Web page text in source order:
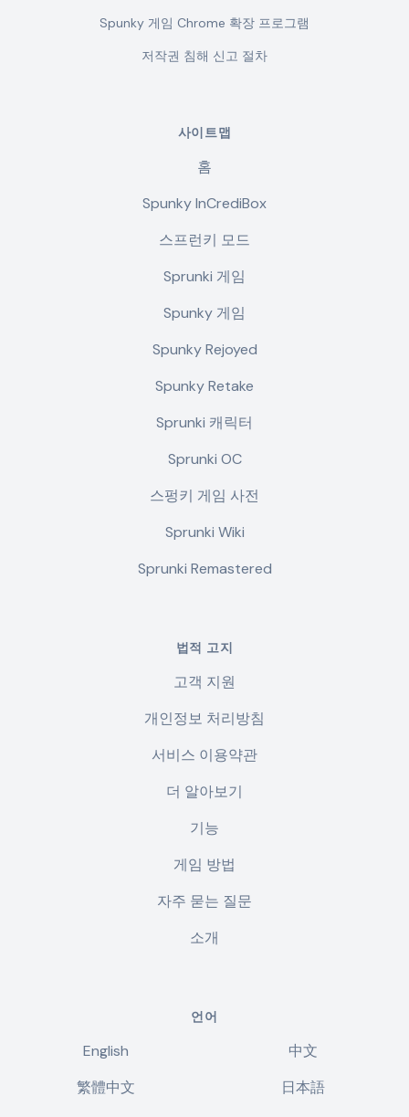
Spunky 게임 Chrome 확장 프로그램
저작권 침해 신고 절차
사이트맵
홈
Spunky InCrediBox
스프런키 모드
Sprunki 게임
Spunky 게임
Spunky Rejoyed
Spunky Retake
Sprunki 캐릭터
Sprunki OC
스펑키 게임 사전
Sprunki Wiki
Sprunki Remastered
법적 고지
고객 지원
개인정보 처리방침
서비스 이용약관
더 알아보기
기능
게임 방법
자주 묻는 질문
소개
언어
English
中文
繁體中文
日本語